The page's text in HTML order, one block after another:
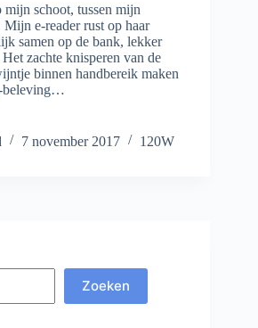
mijn schoot, tussen mijn
e-reader rust op haar
samen op de bank, lekker
zachte knisperen van de
binnen handbereik maken
beleving…
7 november 2017 120W
Zoeken